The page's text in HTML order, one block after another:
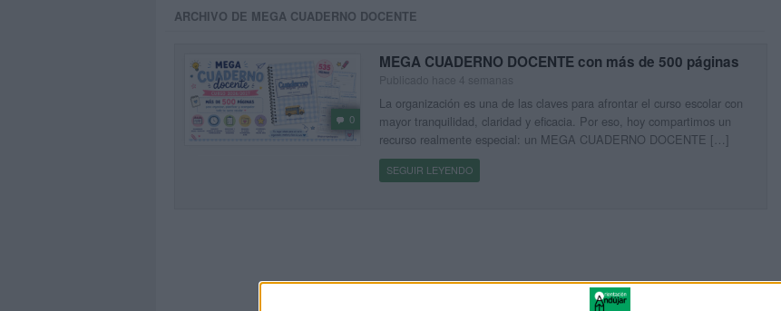
ARCHIVO DE MEGA CUADERNO DOCENTE
0
MEGA CUADERNO DOCENTE con más de 500 páginas
La organización es una de las claves para afrontar el curso escolar con
mayor tranquilidad, claridad y eficacia. Por eso, hoy compartimos un
recurso realmente especial: un MEGA CUADERNO DOCENTE […]
SEGUIR LEYENDO